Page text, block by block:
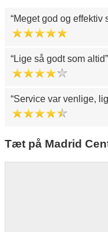
Meget god og effektiv
Lige så godt som altid
Service var venlige,
Tæt på Madrid